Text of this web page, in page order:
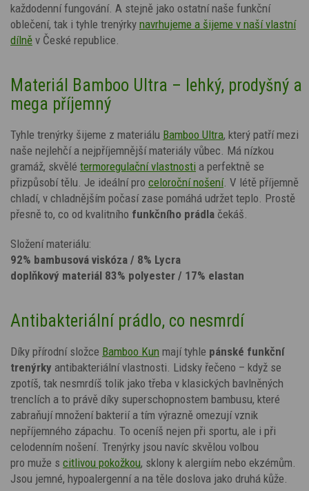
každodenní fungování. A stejně jako ostatní naše funkční
oblečení, tak i tyhle trenýrky navrhujeme a šijeme v naší vlastní
dílně v České republice.
Materiál Bamboo Ultra – lehký, prodyšný a
mega příjemný
Tyhle trenýrky šijeme z materiálu Bamboo Ultra, který patří mezi
naše nejlehčí a nejpříjemnější materiály vůbec. Má nízkou
gramáž, skvělé termoregulační vlastnosti a perfektně se
přizpůsobí tělu. Je ideální pro celoroční nošení. V létě příjemně
chladí, v chladnějším počasí zase pomáhá udržet teplo. Prostě
přesně to, co od kvalitního funkčního prádla čekáš.
Složení materiálu:
92% bambusová viskóza / 8% Lycra
doplňkový materiál 83% polyester / 17% elastan
Antibakteriální prádlo, co nesmrdí
Díky přírodní složce Bamboo Kun mají tyhle pánské funkční
trenýrky antibakteriální vlastnosti. Lidsky řečeno – když se
zpotíš, tak nesmrdíš tolik jako třeba v klasických bavlněných
trenclích a to právě díky superschopnostem bambusu, které
zabraňují množení bakterií a tím výrazně omezují vznik
nepříjemného zápachu. To oceníš nejen při sportu, ale i při
celodenním nošení. Trenýrky jsou navíc skvělou volbou
pro muže s citlivou pokožkou, sklony k alergiím nebo ekzémům.
Jsou jemné, hypoalergenní a na těle doslova jako druhá kůže.